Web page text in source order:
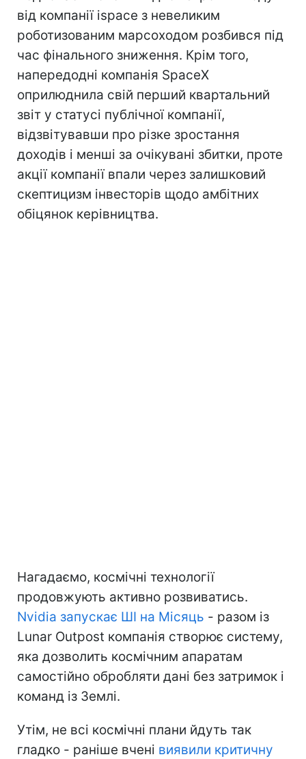
від компанії ispace з невеликим
роботизованим марсоходом розбився під
час фінального зниження. Крім того,
напередодні компанія SpaceX
оприлюднила свій перший квартальний
звіт у статусі публічної компанії,
відзвітувавши про різке зростання
доходів і менші за очікувані збитки, проте
акції компанії впали через залишковий
скептицизм інвесторів щодо амбітних
обіцянок керівництва.
Нагадаємо, космічні технології
продовжують активно розвиватись.
Nvidia запускає ШІ на Місяць - разом із
Lunar Outpost компанія створює систему,
яка дозволить космічним апаратам
самостійно обробляти дані без затримок і
команд із Землі.
Утім, не всі космічні плани йдуть так
гладко - раніше вчені виявили критичну